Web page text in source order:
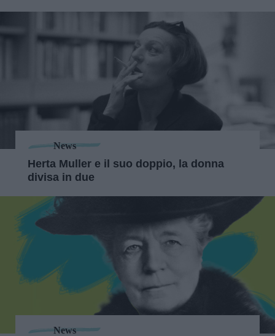
News
Herta Muller e il suo doppio, la donna
divisa in due
News